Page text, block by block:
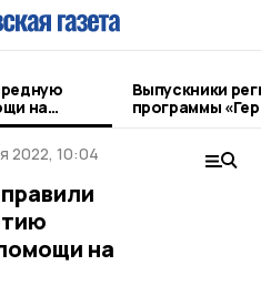
на
Выпускники
программы
Кирсанова
2022, 10:04
на